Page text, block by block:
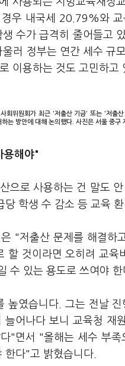
우 내국세 20.79%와
수가 급격히 줄어들고
러 정부는 연간 세수 규
이용하는 것도 고민하고
회위원회가 최근 '저출산 기금' 또는 '저출
하는 방안에 대해 논의했다. 사진은 서울 중
용해야"
으로 사용하는 건 말도
학생 수 감소 등 교육
"저출산 문제를 해결하
할 것이라면 오히려 교
수 있는 용도로 쓰여야
높였습니다. 그는 전날
어나다 보니 교육청 재
"면서 "올해는 세수 부
한다"고 밝혔습니다.